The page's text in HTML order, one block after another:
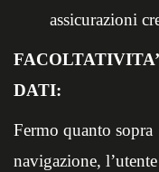
assicurazioni
DATI:
Fermo quanto
navigazione,